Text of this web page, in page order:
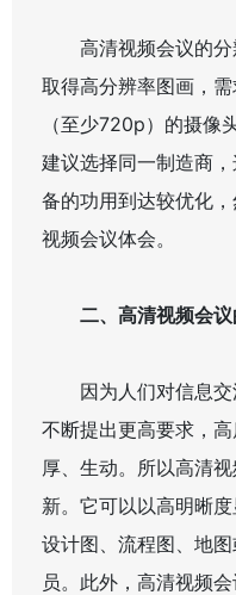
高清视频会议的分
取得高分辨率图画，
（至少720p）的摄像
建议选择同一制造商
备的功用到达较优化
视频会议体会。
二、高清视频会议
因为人们对信息交
不断提出更高要求，
厚、生动。所以高清
新。它可以以高明晰
设计图、流程图、地
员。此外，高清视频